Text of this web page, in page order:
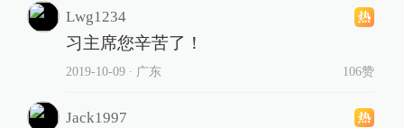
Lwg1234
习主席您辛苦了！
2019-10-09∙ 广东 106赞
Jack1997